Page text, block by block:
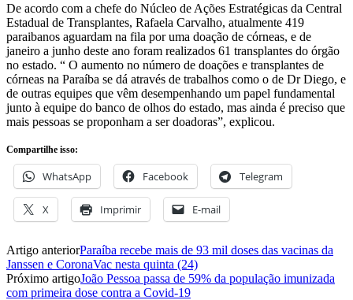
De acordo com a chefe do Núcleo de Ações Estratégicas da Central
Estadual de Transplantes, Rafaela Carvalho, atualmente 419
paraibanos aguardam na fila por uma doação de córneas, e de
janeiro a junho deste ano foram realizados 61 transplantes do órgão
no estado. “ O aumento no número de doações e transplantes de
córneas na Paraíba se dá através de trabalhos como o de Dr Diego, e
de outras equipes que vêm desempenhando um papel fundamental
junto à equipe do banco de olhos do estado, mas ainda é preciso que
mais pessoas se proponham a ser doadoras”, explicou.
Compartilhe isso:
WhatsApp Facebook Telegram
X Imprimir E-mail
Artigo anteriorParaíba recebe mais de 93 mil doses das vacinas da
Janssen e CoronaVac nesta quinta (24)
Próximo artigoJoão Pessoa passa de 59% da população imunizada
com primeira dose contra a Covid-19